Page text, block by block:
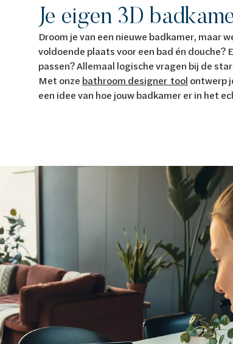
Je eigen 3D
Droom je van een nieuwe badkamer, maar
voldoende plaats voor een bad én douche?
passen? Allemaal logische vragen bij de
Met onze bathroom designer tool ontwerp
een idee van hoe jouw badkamer er in het